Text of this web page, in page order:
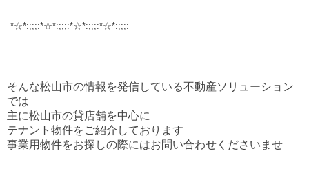
*☆*:;;;:*☆*:;;;:*☆*:;;;:*☆*:;;;:
そんな松山市の情報を発信している不動産ソリューション
では
主に松山市の貸店舗を中心に
テナント物件をご紹介しております
事業用物件をお探しの際にはお問い合わせくださいませ